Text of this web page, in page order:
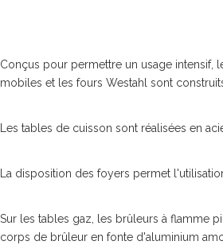
Conçus pour permettre un usage intensif,
mobiles et les fours Westahl sont
Les tables de cuisson sont réalisées en
La disposition des foyers permet
Sur les tables gaz, les brûleurs à flamme
corps de brûleur en fonte d'aluminium